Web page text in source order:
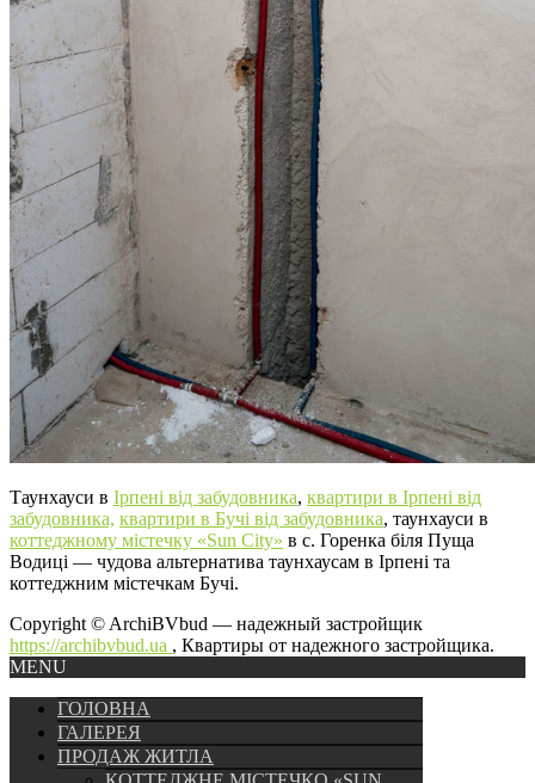
Таунхауси в Ірпені від забудовника, квартири в Ірпені від
забудовника, квартири в Бучі від забудовника, таунхауси в
коттеджному містечку «Sun City» в с. Горенка біля Пуща
Водиці — чудова альтернатива таунхаусам в Ірпені та
коттеджним містечкам Бучі.
Copyright © ArchiBVbud — надежный застройщик
https://archibvbud.ua , Квартиры от надежного застройщика.
MENU
ГОЛОВНА
ГАЛЕРЕЯ
ПРОДАЖ ЖИТЛА